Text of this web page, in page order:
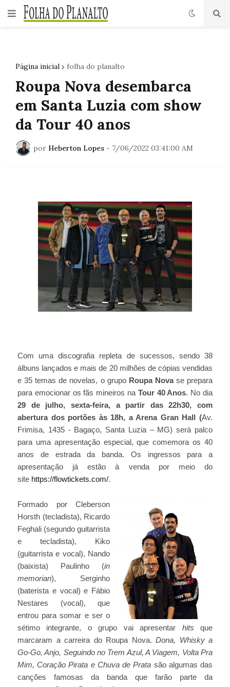
Página inicial folha do planalto
Roupa Nova desembarca
em Santa Luzia com show
da Tour 40 anos
por Heberton Lopes - 7/06/2022 03:41:00 AM
Com uma discografia repleta de sucessos, sendo 38
álbuns lançados e mais de 20 milhões de cópias vendidas
e 35 temas de novelas, o grupo Roupa Nova se prepara
para emocionar os fãs mineiros na Tour 40 Anos. No dia
29 de julho, sexta-feira, a partir das 22h30, com
abertura dos portões às 18h, a Arena Gran Hall (Av.
Frimisa, 1435 - Bagaço, Santa Luzia – MG) será palco
para uma apresentação especial, que comemora os 40
anos de estrada da banda. Os ingressos para a
apresentação já estão à venda por meio do
site https://flowtickets.com/.
Formado por Cleberson
Horsth (tecladista), Ricardo
Feghali (segundo guitarrista
e tecladista), Kiko
(guitarrista e vocal), Nando
(baixista) Paulinho (in
memorian), Serginho
(baterista e vocal) e Fábio
Nestares (vocal), que
entrou para somar e ser o
sétimo integrante, o grupo vai apresentar hitsque
marcaram a carreira do Roupa Nova. Dona, Whisky a
Go-Go, Anjo, Seguindo no Trem Azul, A Viagem, Volta Pra
Mim, Coração Pirata e Chuva de Prata são algumas das
canções famosas da banda que farão parte da